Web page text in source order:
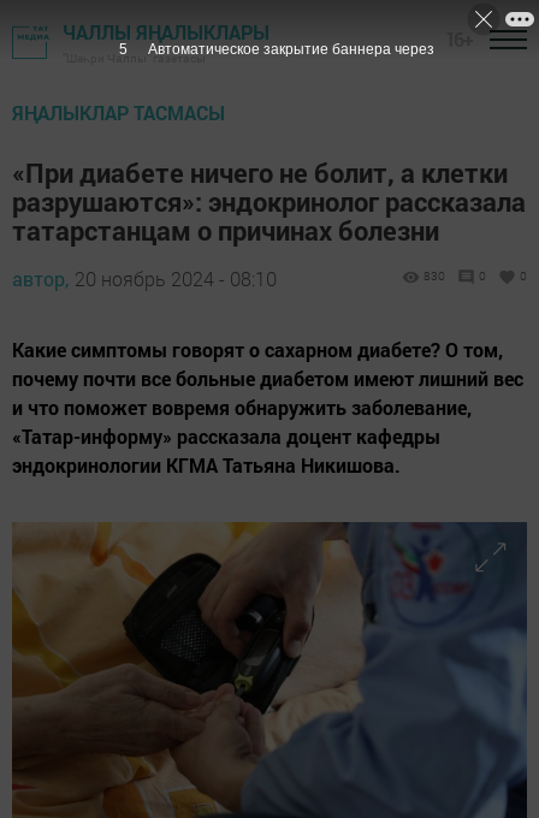
ЧАЛЛЫ ЯҢАЛЫКЛАРЫ
"Шәһри Чаллы" газетасы
ЯҢАЛЫКЛАР ТАСМАСЫ
«При диабете ничего не болит, а клетки
разрушаются»: эндокринолог рассказала
татарстанцам о причинах болезни
автор, 20 ноябрь 2024 - 08:10 830 0 0
Какие симптомы говорят о сахарном диабете? О том,
почему почти все больные диабетом имеют лишний вес
и что поможет вовремя обнаружить заболевание,
«Татар-информу» рассказала доцент кафедры
эндокринологии КГМА Татьяна Никишова.
4 Автоматическое закрытие баннера через